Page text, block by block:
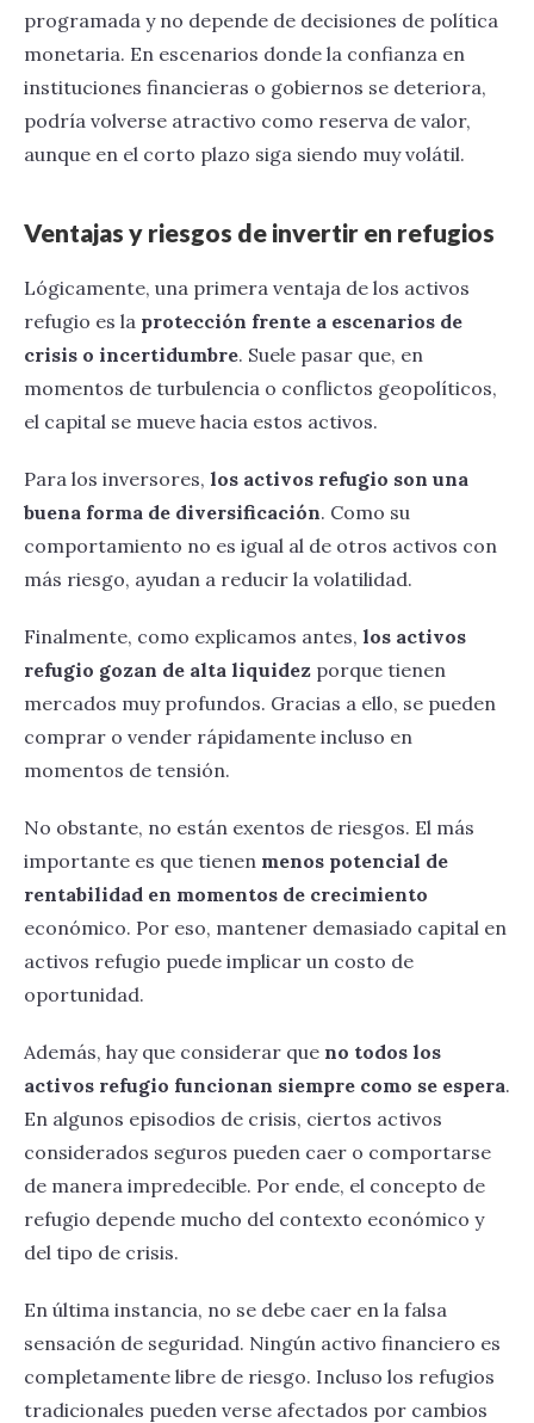
programada y no depende de decisiones de política
monetaria. En escenarios donde la confianza en
instituciones financieras o gobiernos se deteriora,
podría volverse atractivo como reserva de valor,
aunque en el corto plazo siga siendo muy volátil.
Ventajas y riesgos de invertir en refugios
Lógicamente, una primera ventaja de los activos
refugio es la protección frente a escenarios de
crisis o incertidumbre. Suele pasar que, en
momentos de turbulencia o conflictos geopolíticos,
el capital se mueve hacia estos activos.
Para los inversores, los activos refugio son una
buena forma de diversificación. Como su
comportamiento no es igual al de otros activos con
más riesgo, ayudan a reducir la volatilidad.
Finalmente, como explicamos antes, los activos
refugio gozan de alta liquidez porque tienen
mercados muy profundos. Gracias a ello, se pueden
comprar o vender rápidamente incluso en
momentos de tensión.
No obstante, no están exentos de riesgos. El más
importante es que tienen menos potencial de
rentabilidad en momentos de crecimiento
económico. Por eso, mantener demasiado capital en
activos refugio puede implicar un costo de
oportunidad.
Además, hay que considerar que no todos los
activos refugio funcionan siempre como se espera.
En algunos episodios de crisis, ciertos activos
considerados seguros pueden caer o comportarse
de manera impredecible. Por ende, el concepto de
refugio depende mucho del contexto económico y
del tipo de crisis.
En última instancia, no se debe caer en la falsa
sensación de seguridad. Ningún activo financiero es
completamente libre de riesgo. Incluso los refugios
tradicionales pueden verse afectados por cambios